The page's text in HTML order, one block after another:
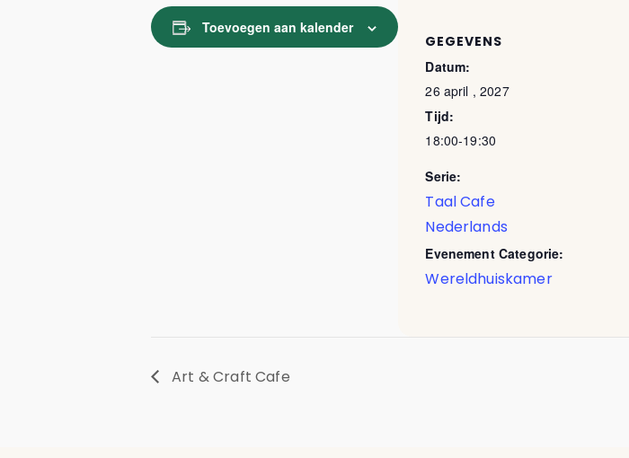
Toevoegen aan kalender
GEGEVENS
Datum:
26 april , 2027
Tijd:
18:00-19:30
Serie:
Taal Cafe
Nederlands
Evenement Categorie:
Wereldhuiskamer
Art & Craft Cafe